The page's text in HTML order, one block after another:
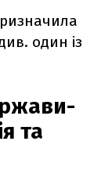
один із
та